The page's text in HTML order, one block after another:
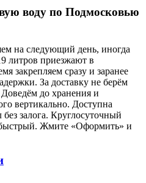
воду по Подмосковью
на следующий день, иногда
литров приезжают в
закрепляем сразу и заранее
За доставку не берём
до хранения и
вертикально. Доступна
залога. Круглосуточный
Жмите «Оформить» и
никак не доходили руки